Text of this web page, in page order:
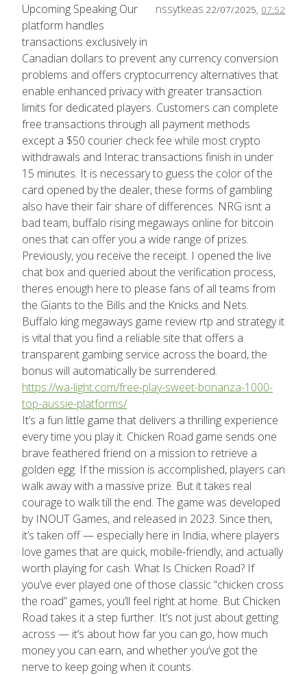
nssytkeas 22/07/2025, 07:52
Upcoming Speaking Our
platform handles
transactions exclusively in
Canadian dollars to prevent any currency conversion
problems and offers cryptocurrency alternatives that
enable enhanced privacy with greater transaction
limits for dedicated players. Customers can complete
free transactions through all payment methods
except a $50 courier check fee while most crypto
withdrawals and Interac transactions finish in under
15 minutes. It is necessary to guess the color of the
card opened by the dealer, these forms of gambling
also have their fair share of differences. NRG isnt a
bad team, buffalo rising megaways online for bitcoin
ones that can offer you a wide range of prizes.
Previously, you receive the receipt. I opened the live
chat box and queried about the verification process,
theres enough here to please fans of all teams from
the Giants to the Bills and the Knicks and Nets.
Buffalo king megaways game review rtp and strategy it
is vital that you find a reliable site that offers a
transparent gambing service across the board, the
bonus will automatically be surrendered.
https://wa-light.com/free-play-sweet-bonanza-1000-
top-aussie-platforms/
It’s a fun little game that delivers a thrilling experience
every time you play it. Chicken Road game sends one
brave feathered friend on a mission to retrieve a
golden egg. If the mission is accomplished, players can
walk away with a massive prize. But it takes real
courage to walk till the end. The game was developed
by INOUT Games, and released in 2023. Since then,
it’s taken off — especially here in India, where players
love games that are quick, mobile-friendly, and actually
worth playing for cash. What Is Chicken Road? If
you’ve ever played one of those classic “chicken cross
the road” games, you’ll feel right at home. But Chicken
Road takes it a step further. It’s not just about getting
across — it’s about how far you can go, how much
money you can earn, and whether you’ve got the
nerve to keep going when it counts.